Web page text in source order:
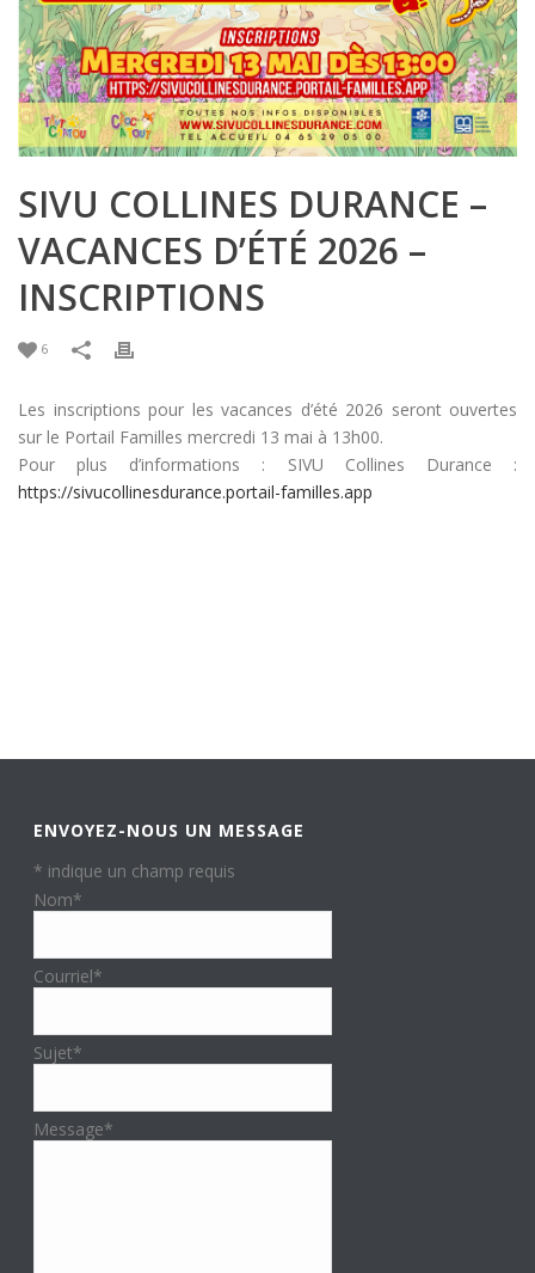
SIVU COLLINES DURANCE –
VACANCES D’ÉTÉ 2026 –
INSCRIPTIONS
6
Les inscriptions pour les vacances d’été 2026 seront ouvertes
sur le Portail Familles mercredi 13 mai à 13h00.
Pour plus d’informations : SIVU Collines Durance :
https://sivucollinesdurance.portail-familles.app
ENVOYEZ-NOUS UN MESSAGE
* indique un champ requis
Nom*
Courriel*
Sujet*
Message*